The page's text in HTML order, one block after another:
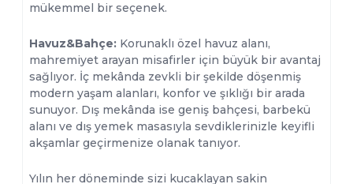
mükemmel bir seçenek.
Havuz&Bahçe: Korunaklı özel havuz alanı,
mahremiyet arayan misafirler için büyük bir avantaj
sağlıyor. İç mekânda zevkli bir şekilde döşenmiş
modern yaşam alanları, konfor ve şıklığı bir arada
sunuyor. Dış mekânda ise geniş bahçesi, barbekü
alanı ve dış yemek masasıyla sevdiklerinizle keyifli
akşamlar geçirmenize olanak tanıyor.
Yılın her döneminde sizi kucaklayan sakin